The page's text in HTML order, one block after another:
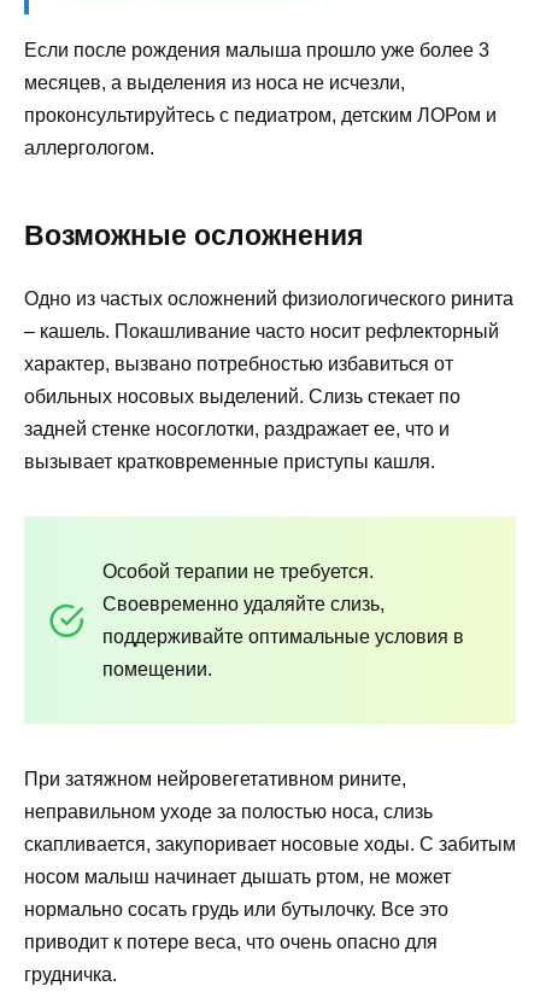
Если после рождения малыша прошло уже более 3
месяцев, а выделения из носа не исчезли,
проконсультируйтесь с педиатром, детским ЛОРом и
аллергологом.
Возможные осложнения
Одно из частых осложнений физиологического ринита
– кашель. Покашливание часто носит рефлекторный
характер, вызвано потребностью избавиться от
обильных носовых выделений. Слизь стекает по
задней стенке носоглотки, раздражает ее, что и
вызывает кратковременные приступы кашля.
Особой терапии не требуется.
Своевременно удаляйте слизь,
поддерживайте оптимальные условия в
помещении.
При затяжном нейровегетативном рините,
неправильном уходе за полостью носа, слизь
скапливается, закупоривает носовые ходы. С забитым
носом малыш начинает дышать ртом, не может
нормально сосать грудь или бутылочку. Все это
приводит к потере веса, что очень опасно для
грудничка.